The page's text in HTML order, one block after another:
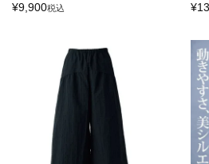
¥9,900税込 ¥